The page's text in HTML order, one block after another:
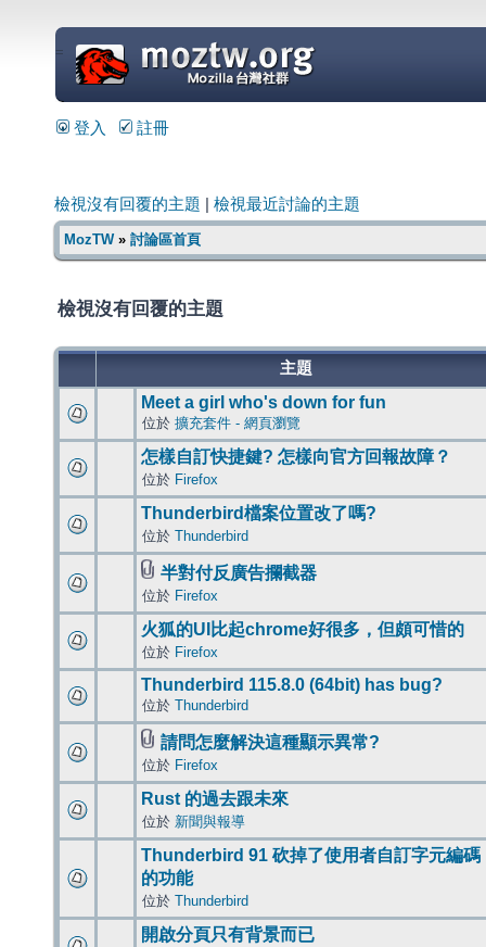
=
登入 註冊
檢視沒有回覆的主題 檢視最近討論的主題
MozTW» 討論區首頁
檢視沒有回覆的主題
主題
Meet a girl who's down for fun
位於 擴充套件 - 網頁瀏覽
怎樣自訂快捷鍵? 怎樣向官方回報故障？
位於 Firefox
Thunderbird檔案位置改了嗎?
位於 Thunderbird
半對付反廣告攔截器
位於 Firefox
火狐的UI比起chrome好很多，但頗可惜的
位於 Firefox
Thunderbird 115.8.0 (64bit) has bug?
位於 Thunderbird
請問怎麼解決這種顯示異常?
位於 Firefox
Rust 的過去跟未來
位於 新聞與報導
Thunderbird 91 砍掉了使用者自訂字元編碼
的功能
位於 Thunderbird
開啟分頁只有背景而已